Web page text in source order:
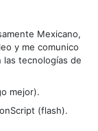
Mexicano,
y me comunico
las tecnologías de
mejor).
(flash).